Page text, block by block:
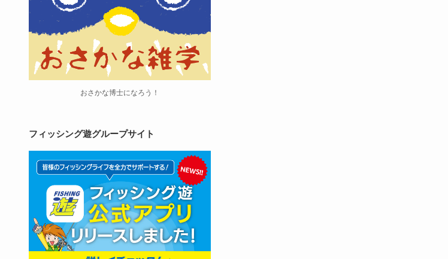
おさかな博士になろう！
フィッシング遊グループサイト